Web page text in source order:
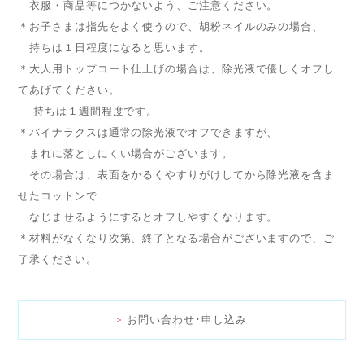
衣服・商品等につかないよう、ご注意ください。
＊お子さまは指先をよく使うので、胡粉ネイルのみの場合、
持ちは１日程度になると思います。
＊大人用トップコート仕上げの場合は、除光液で優しくオフし
てあげてください。
持ちは１週間程度です。
＊バイナラクスは通常の除光液でオフできますが、
まれに落としにくい場合がございます。
その場合は、表面をかるくやすりがけしてから除光液を含ま
せたコットンで
なじませるようにするとオフしやすくなります。
＊材料がなくなり次第、終了となる場合がございますので、ご
了承ください。
お問い合わせ･申し込み